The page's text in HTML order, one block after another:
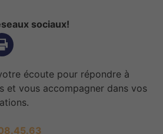
sociaux!
écoute pour répondre à
et vous accompagner dans vos